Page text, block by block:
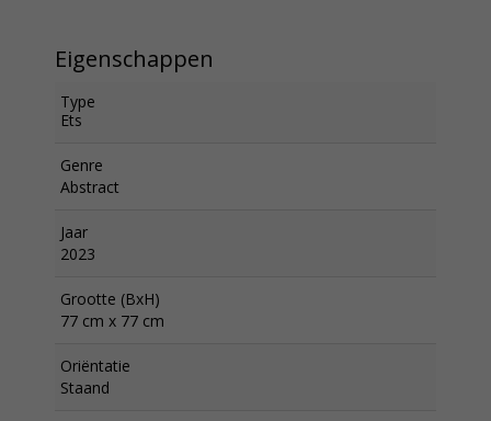
Eigenschappen
Type
Ets
Genre
Abstract
Jaar
2023
Grootte (BxH)
77 cm x 77 cm
Oriëntatie
Staand